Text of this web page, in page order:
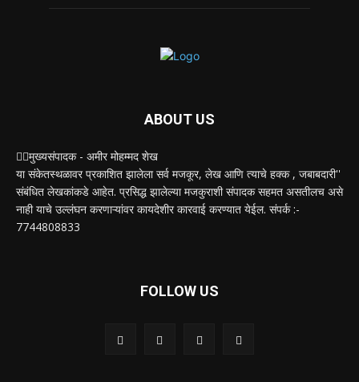
ABOUT US
✍🏻मुख्यसंपादक - अमीर मोहम्मद शेख
या संकेतस्थळावर प्रकाशित झालेला सर्व मजकूर, लेख आणि त्याचे हक्क , जबाबदारी''
संबंधित लेखकांकडे आहेत. प्रसिद्ध झालेल्या मजकुराशी संपादक सहमत असतीलच असे
नाही याचे उल्लंघन करणाऱ्यांवर कायदेशीर कारवाई करण्यात येईल. संपर्क :-
7744808833
FOLLOW US